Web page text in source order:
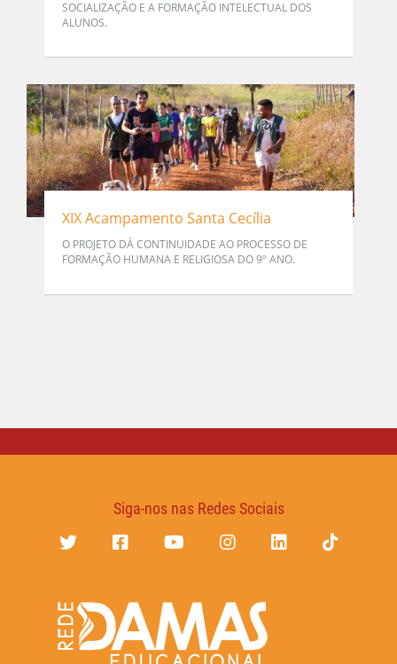
SOCIALIZAÇÃO E A FORMAÇÃO INTELECTUAL DOS
ALUNOS.
XIX Acampamento Santa Cecília
O PROJETO DÁ CONTINUIDADE AO PROCESSO DE
FORMAÇÃO HUMANA E RELIGIOSA DO 9º ANO.
Siga-nos nas Redes Sociais